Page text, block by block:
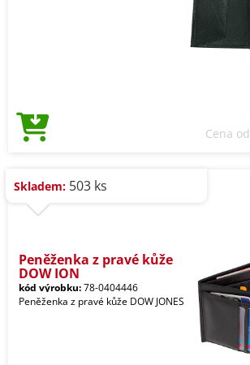
Cena od
Skladem: 503 ks
Peněženka z pravé kůže
DOW JON
kód výrobku:78-0404446
Peněženka z pravé kůže DOW JONES